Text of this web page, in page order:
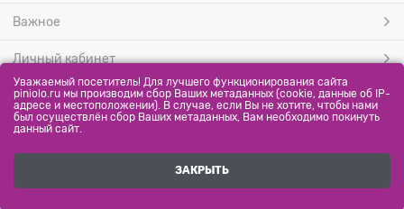
Важное
Личный кабинет
МЫ ПРИНИМАЕМ
Полная версия сайта
Уважаемый посетитель! Для лучшего функционирования сайта
piniolo.ru мы производим сбор Ваших метаданных (cookie, данные об IP-
адресе и местоположении). В случае, если Вы не хотите, чтобы нами
был осуществлён сбор Ваших метаданных, Вам необходимо покинуть
данный сайт.
ЗАКРЫТЬ